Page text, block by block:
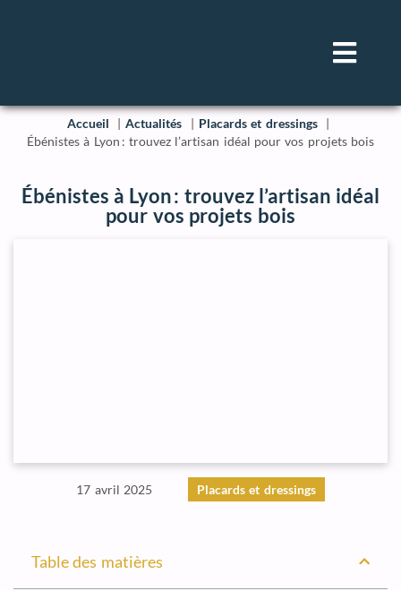
Accueil Actualités
Placards et dressings
Ébénistes à Lyon : trouvez l’artisan idéal pour vos projets bois
Ébénistes à Lyon : trouvez l’artisan idéal
pour vos projets bois
17 avril 2025 Placards et dressings
Table des matières